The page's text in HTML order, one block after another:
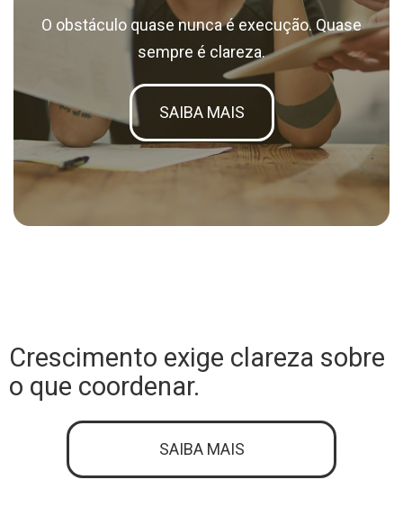
O obstáculo quase nunca é execução. Quase
sempre é clareza.
SAIBA MAIS
Crescimento exige clareza sobre
o que coordenar.
SAIBA MAIS